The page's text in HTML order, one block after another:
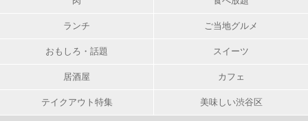
ランチ ご当地グルメ
おもしろ・話題 スイーツ
居酒屋 カフェ
テイクアウト特集 美味しい渋谷区